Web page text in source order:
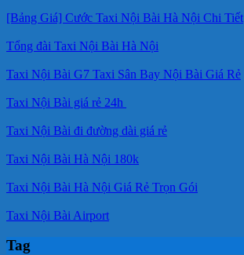
[Bảng Giá] Cước Taxi Nội Bài Hà Nội Chi Tiết
Tổng đài Taxi Nội Bài Hà Nội
Taxi Nội Bài G7 Taxi Sân Bay Nội Bài Giá Rẻ
Taxi Nội Bài giá rẻ 24h
Taxi Nội Bài đi đường dài giá rẻ
Taxi Nội Bài Hà Nội 180k
Taxi Nội Bài Hà Nội Giá Rẻ Trọn Gói
Taxi Nội Bài Airport
Tag